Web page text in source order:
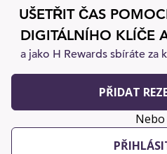
UŠETŘIT ČAS
DIGITÁLNÍHO KLÍČE
a jako H Rewards sbíráte za
PŘIDAT
Nebo